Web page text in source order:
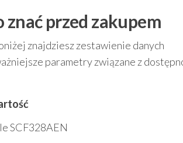
przed zakupem
znajdziesz zestawienie danych
parametry związane z
SCF328AEN